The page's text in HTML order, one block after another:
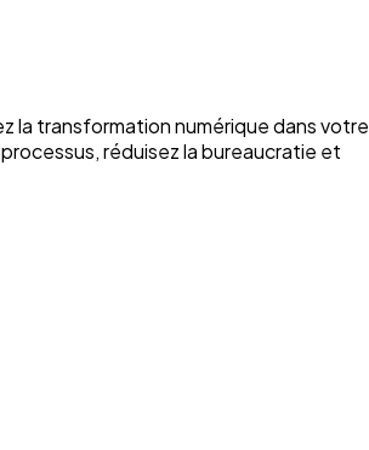
la transformation numérique dans votre
réduisez la bureaucratie et